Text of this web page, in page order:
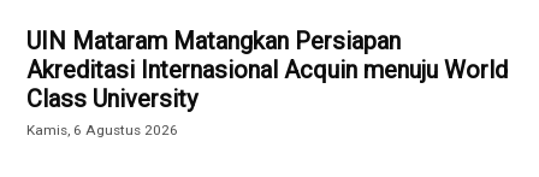
UIN Mataram Matangkan Persiapan
Akreditasi Internasional Acquin menuju World
Class University
Kamis, 6 Agustus 2026